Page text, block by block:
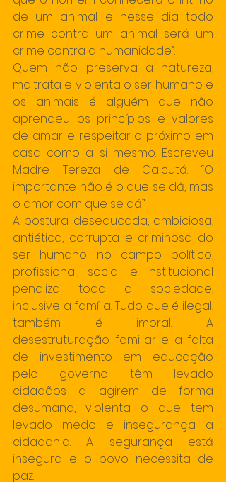
de um animal e nesse dia todo
crime contra um animal será um
crime contra a humanidade”.
Quem não preserva a natureza,
maltrata e violenta o ser humano e
os animais é alguém que não
aprendeu os princípios e valores
de amar e respeitar o próximo em
casa como a si mesmo. Escreveu
Madre Tereza de Calcutá. “O
importante não é o que se dá, mas
o amor com que se dá”.
A postura deseducada, ambiciosa,
antiética, corrupta e criminosa do
ser humano no campo político,
profissional, social e institucional
penaliza toda a sociedade,
inclusive a família. Tudo que é ilegal,
também é imoral. A
desestruturação familiar e a falta
de investimento em educação
pelo governo têm levado
cidadãos a agirem de forma
desumana, violenta o que tem
levado medo e insegurança a
cidadania. A segurança está
insegura e o povo necessita de
paz.